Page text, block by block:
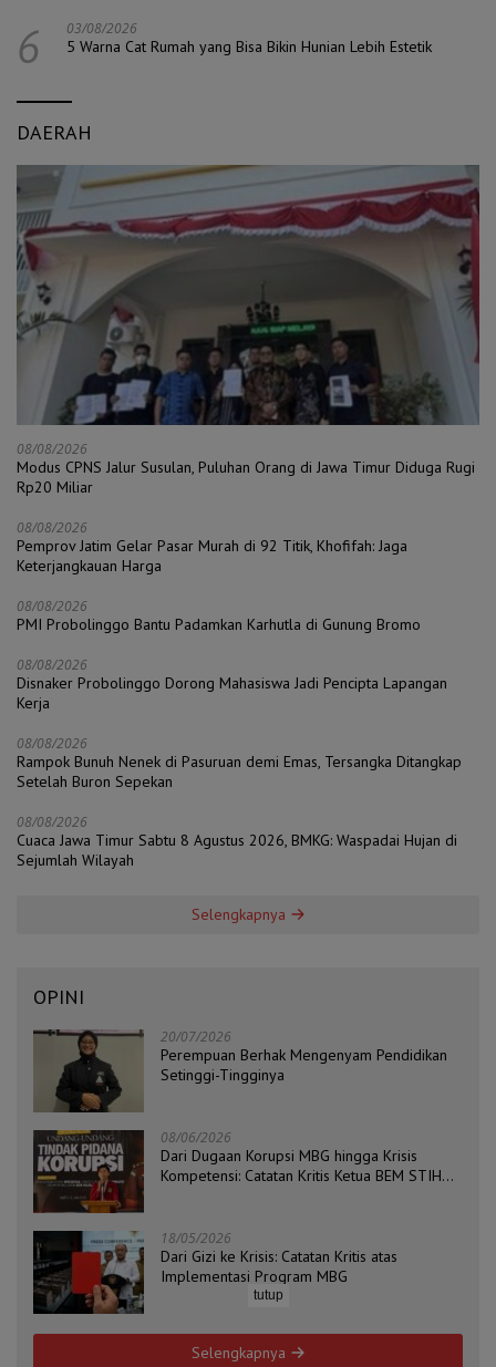
6 03/08/2026
5 Warna Cat Rumah yang Bisa Bikin Hunian Lebih Estetik
DAERAH
08/08/2026
Modus CPNS Jalur Susulan, Puluhan Orang di Jawa Timur Diduga Rugi
Rp20 Miliar
08/08/2026
Pemprov Jatim Gelar Pasar Murah di 92 Titik, Khofifah: Jaga
Keterjangkauan Harga
08/08/2026
PMI Probolinggo Bantu Padamkan Karhutla di Gunung Bromo
08/08/2026
Disnaker Probolinggo Dorong Mahasiswa Jadi Pencipta Lapangan
Kerja
08/08/2026
Rampok Bunuh Nenek di Pasuruan demi Emas, Tersangka Ditangkap
Setelah Buron Sepekan
08/08/2026
Cuaca Jawa Timur Sabtu 8 Agustus 2026, BMKG: Waspadai Hujan di
Sejumlah Wilayah
Selengkapnya
OPINI
20/07/2026
Perempuan Berhak Mengenyam Pendidikan
Setinggi-Tingginya
08/06/2026
Dari Dugaan Korupsi MBG hingga Krisis
Kompetensi: Catatan Kritis Ketua BEM STIH
18/05/2026
Dari Gizi ke Krisis: Catatan Kritis atas
Implementasi Program MBG
Selengkapnya
tutup